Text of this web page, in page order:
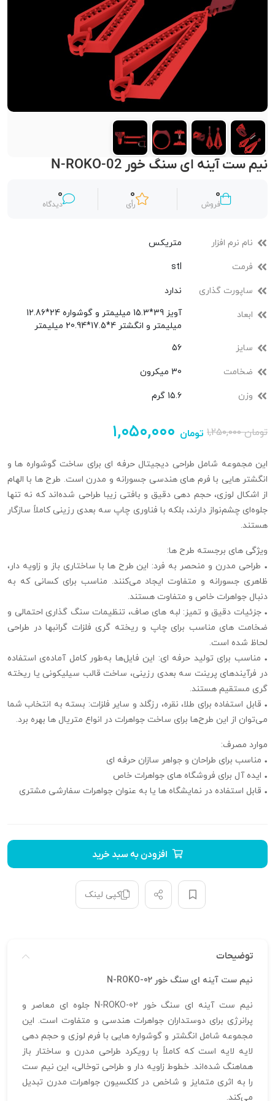
نیم ست آینه‌ ای سنگ خور N-ROKO-02
0
فروش
0
رأی
0
دیدگاه
نام نرم افزار متریکس
فرمت stl
ساپورت گذاری ندارد
ابعاد
آویز 39*15.3 میلیمتر و گوشواره 24*12.86
میلیمتر و انگشتر 4*17.5*20.94 میلیمتر
سایز
56
ضخامت 30 میکرون
وزن 15.6 گرم
۱,۲۵۰,۰۰۰تومان ۱,۰۵۰,۰۰۰ تومان
این مجموعه شامل طراحی دیجیتال حرفه‌ ای برای ساخت گوشواره‌ ها و
انگشتر هایی با فرم‌ های هندسی جسورانه و مدرن است. طرح‌ ها با الهام
از اشکال لوزی، حجم‌ دهی دقیق و بافتی زیبا طراحی شده‌اند که نه تنها
جلوه‌ای چشم‌نواز دارند، بلکه با فناوری چاپ سه‌ بعدی رزینی کاملاً سازگار
هستند.
ویژگی‌ های برجسته طرح‌ ها:
• طراحی مدرن و منحصر به‌ فرد: این طرح‌ ها با ساختاری باز و زاویه‌ دار،
ظاهری جسورانه و متفاوت ایجاد می‌کنند. مناسب برای کسانی که به
دنبال جواهرات خاص و متفاوت هستند.
• جزئیات دقیق و تمیز: لبه‌ های صاف، تنظیمات سنگ‌ گذاری احتمالی و
ضخامت‌ های مناسب برای چاپ و ریخته‌ گری فلزات گرانبها در طراحی
لحاظ شده است.
• مناسب برای تولید حرفه‌ ای: این فایل‌ها به‌طور کامل آماده‌ی استفاده
در فرآیندهای پرینت سه‌ بعدی رزینی، ساخت قالب سیلیکونی یا ریخته‌
گری مستقیم هستند.
• قابل استفاده برای طلا، نقره، رزگلد و سایر فلزات: بسته به انتخاب شما
می‌توان از این طرح‌ها برای ساخت جواهرات در انواع متریال‌ ها بهره برد.
موارد مصرف:
• مناسب برای طراحان و جواهر سازان حرفه‌ ای
• ایده‌ آل برای فروشگاه‌ های جواهرات خاص
• قابل استفاده در نمایشگاه‌ ها یا به عنوان جواهرات سفارشی مشتری
افزودن به سبد خرید
کپی لینک
توضیحات
نیم ست آینه‌ ای سنگ خور N-ROKO-02
نیم ست آینه‌ ای سنگ خور N-ROKO-02 جلوه‌ ای معاصر و
پرانرژی برای دوستداران جواهرات هندسی و متفاوت است. این
مجموعه شامل انگشتر و گوشواره‌ هایی با فرم‌ لوزی و حجم‌ دهی
لایه‌ لایه است که کاملاً با رویکرد طراحی مدرن و ساختار باز
هماهنگ شده‌اند. خطوط زاویه‌ دار و طراحی توخالی، این نیم ست
را به اثری متمایز و شاخص در کلکسیون جواهرات مدرن تبدیل
می‌کند.